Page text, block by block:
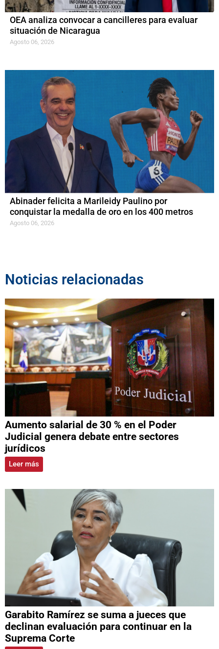
OEA analiza convocar a cancilleres para evaluar
situación de Nicaragua
Agosto 06, 2026
Abinader felicita a Marileidy Paulino por
conquistar la medalla de oro en los 400 metros
Agosto 06, 2026
Noticias relacionadas
Aumento salarial de 30 % en el Poder
Judicial genera debate entre sectores
jurídicos
Leer más
Garabito Ramírez se suma a jueces que
declinan evaluación para continuar en la
Suprema Corte